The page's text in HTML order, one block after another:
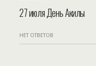
27 июля День Акилы
НЕТ ОТВЕТОВ